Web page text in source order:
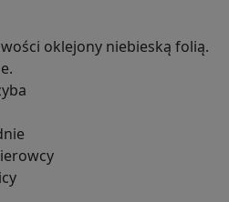
oklejony niebieską folią.